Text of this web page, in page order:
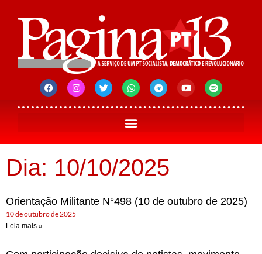
Dia: 10/10/2025
Orientação Militante N°498 (10 de outubro de 2025)
10 de outubro de 2025
Leia mais »